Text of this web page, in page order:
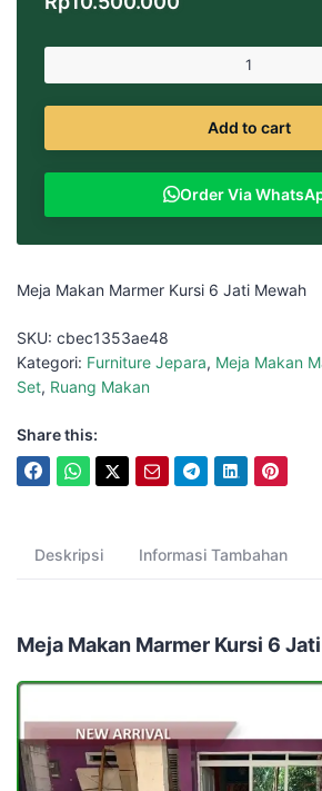
Add to cart
Order Via
Meja Makan Marmer Kursi 6 Jati Mewah
SKU: cbec1353ae48
Kategori: Furniture Jepara, Meja Makan
Set, Ruang Makan
Share this:
Deskripsi Informasi Tambahan
Meja Makan Marmer Kursi 6